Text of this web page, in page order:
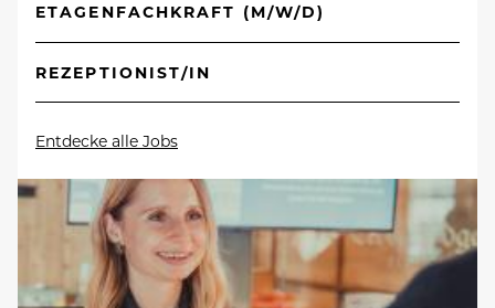
ETAGENFACHKRAFT (M/W/D)
REZEPTIONIST/IN
Entdecke alle Jobs